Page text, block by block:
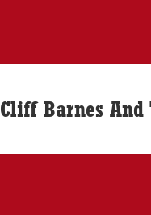
Cliff Barnes And